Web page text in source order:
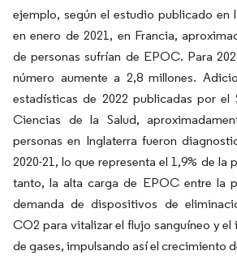
ejemplo, según el estudio publicado en
en enero de 2021, en Francia,
de personas sufrían de EPOC. Para
número aumente a 2,8 millones.
estadísticas de 2022 publicadas por el
Ciencias de la Salud,
personas en Inglaterra fueron
2020-21, lo que representa el 1,9% de la
tanto, la alta carga de EPOC entre la
demanda de dispositivos de
CO2 para vitalizar el flujo sanguíneo y
de gases, impulsando así el crecimiento